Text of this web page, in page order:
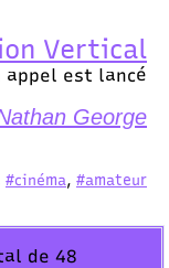
Vertical
appel est lancé
George
#cinéma, #amateur
de 48